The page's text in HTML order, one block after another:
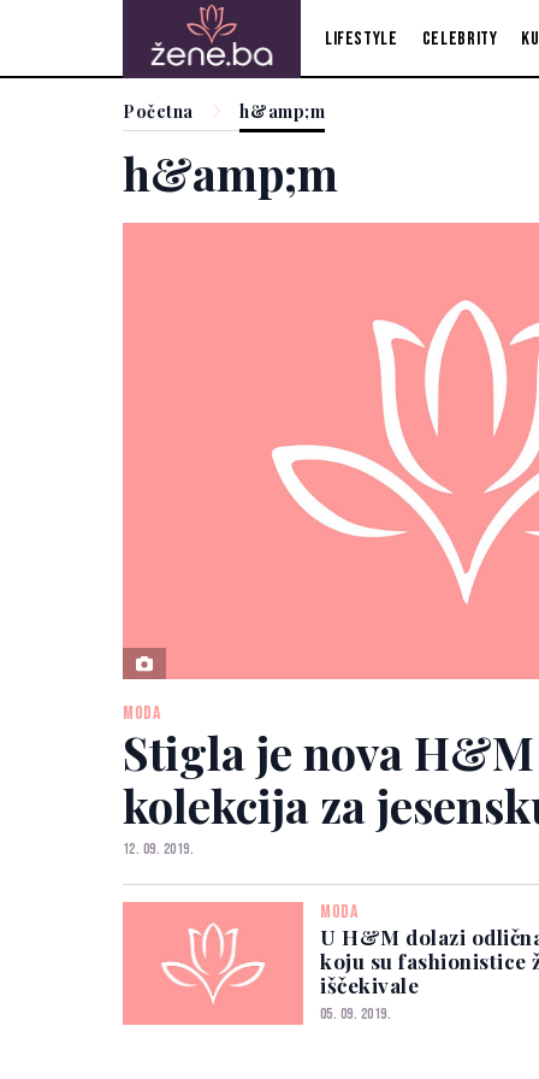
Lifestyle Celebrity
Početna h&amp;m
h&amp;m
MODA
Stigla je nova
kolekcija za
12. 09. 2019.
MODA
U H&M dolazi
koju su fashionistice
iščekivale
05. 09. 2019.